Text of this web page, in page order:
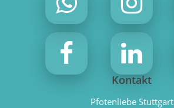
Kontakt
Pfotenliebe Stuttgart